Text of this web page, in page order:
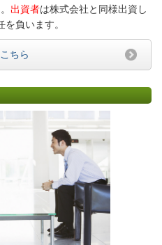
出資者は株式会社と同様出資し
を負います。
ちら